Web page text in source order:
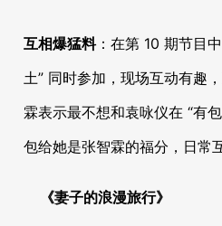
互相爆猛料：在第 10 期节目
土” 同时参加，现场互动有趣
霖表示最不想和袁咏仪在 “有
包给她是张智霖的福分，日常
《妻子的浪漫旅行》